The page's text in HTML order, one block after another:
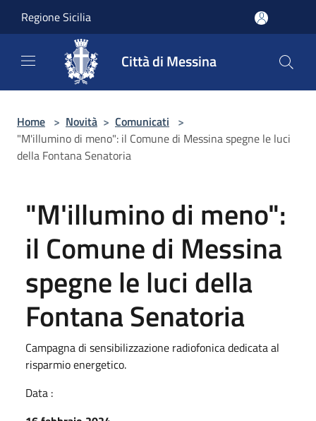
Regione Sicilia
Città di Messina
Home > Novità > Comunicati >
"M'illumino di meno": il Comune di Messina spegne le luci
della Fontana Senatoria
"M'illumino di meno":
il Comune di Messina
spegne le luci della
Fontana Senatoria
Campagna di sensibilizzazione radiofonica dedicata al
risparmio energetico.
Data :